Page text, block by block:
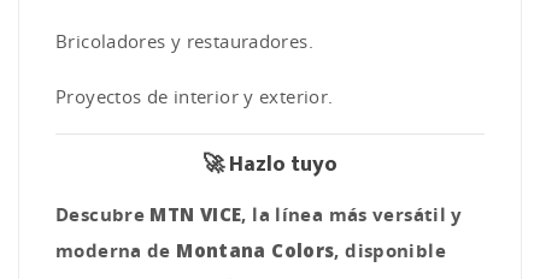
Bricoladores y restauradores.
Proyectos de interior y exterior.
🚀Hazlo tuyo
Descubre MTN VICE, la línea más versátil y
moderna de Montana Colors, disponible